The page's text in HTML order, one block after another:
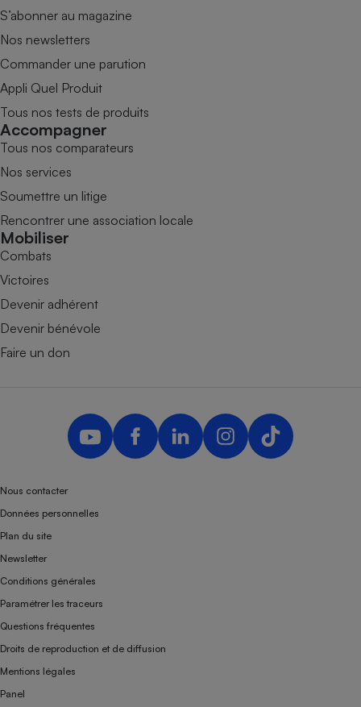
S’abonner au magazine
Nos newsletters
Commander une parution
Appli Quel Produit
Tous nos tests de produits
Accompagner
Tous nos comparateurs
Nos services
Soumettre un litige
Rencontrer une association locale
Mobiliser
Combats
Victoires
Devenir adhérent
Devenir bénévole
Faire un don
Nous contacter
Données personnelles
Plan du site
Newsletter
Conditions générales
Paramétrer les traceurs
Questions fréquentes
Droits de reproduction et de diffusion
Mentions légales
Panel